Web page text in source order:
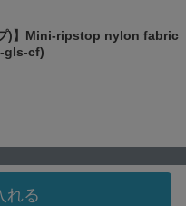
)】Mini-ripstop nylon fabric
gls-cf)
れる